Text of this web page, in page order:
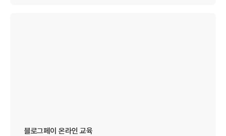
블로그페이 온라인 교육